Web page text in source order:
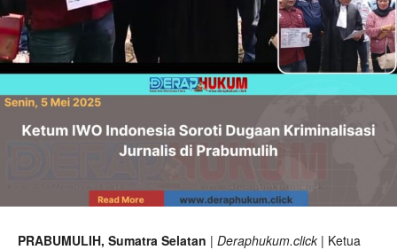
PRABUMULIH, Sumatra Selatan | Deraphukum.click | Ketua